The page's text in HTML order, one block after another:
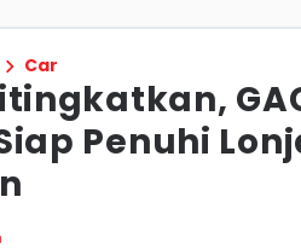
Car
Penuhi